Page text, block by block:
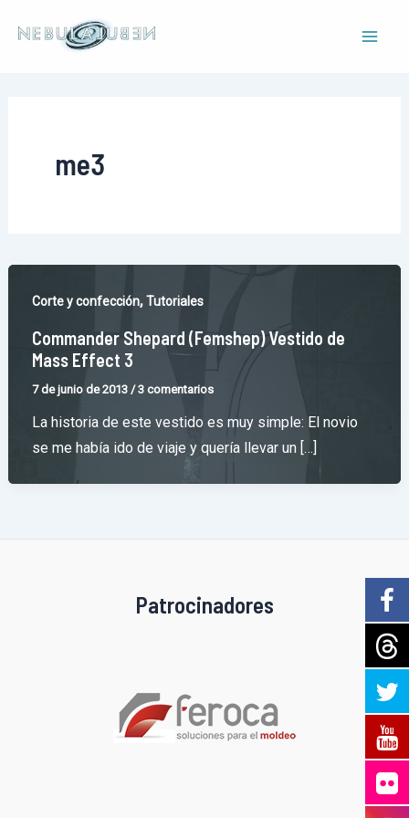
me3
Corte y confección,Tutoriales
Commander Shepard (Femshep) Vestido de
Mass Effect 3
7 de junio de 2013 /3 comentarios
La historia de este vestido es muy simple: El novio
se me había ido de viaje y quería llevar un […]
Patrocinadores